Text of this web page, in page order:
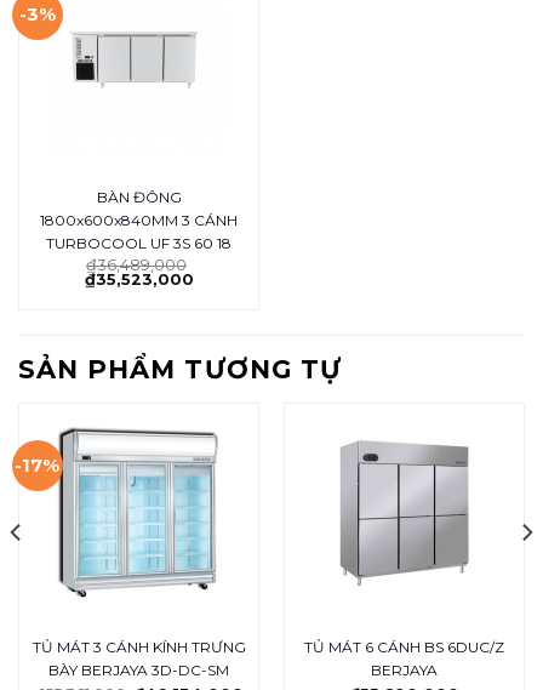
-3%
BÀN ĐÔNG
1800x600x840MM 3 CÁNH
TURBOCOOL UF 3S 60 18
₫36,489,000
₫35,523,000
SẢN PHẨM TƯƠNG TỰ
-17%
TỦ MÁT 3 CÁNH KÍNH TRƯNG
BÀY BERJAYA 3D-DC-SM
TỦ MÁT 6 CÁNH BS 6DUC/Z
BERJAYA